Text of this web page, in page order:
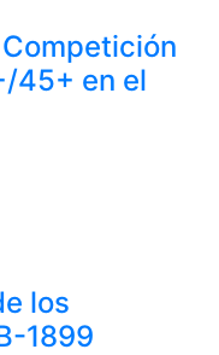
45+ en el
los
1899